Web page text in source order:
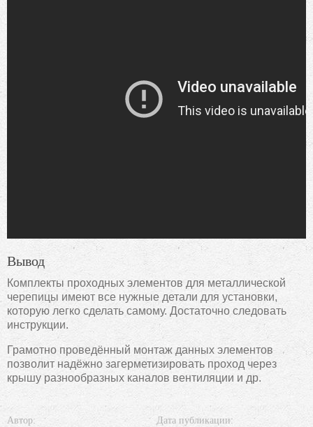
Вывод
Комплекты проходных элементов для металлической
черепицы имеют все нужные детали для установки,
которую легко сделать самому. Достаточно следовать
инструкции.
Грамотно проведённый монтаж данных элементов
позволит надёжно загерметизировать проход через
крышу разнообразных каналов вентиляции и др.
Автор: Дата публикации: